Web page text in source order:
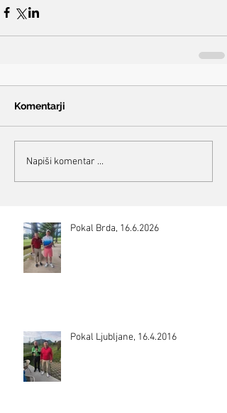
Komentarji
Napiši komentar ...
Pokal Brda, 16.6.2026
Pokal Ljubljane, 16.4.2016